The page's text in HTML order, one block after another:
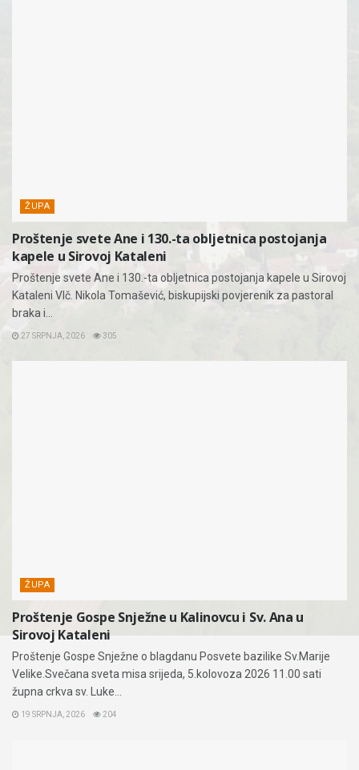
ŽUPA
Proštenje svete Ane i 130.-ta obljetnica postojanja
kapele u Sirovoj Kataleni
Proštenje svete Ane i 130.-ta obljetnica postojanja kapele u Sirovoj
Kataleni Vlč. Nikola Tomašević, biskupijski povjerenik za pastoral
braka i...
27 SRPNJA, 2026 305
ŽUPA
Proštenje Gospe Snježne u Kalinovcu i Sv. Ana u
Sirovoj Kataleni
Proštenje Gospe Snježne o blagdanu Posvete bazilike Sv.Marije
Velike.Svečana sveta misa srijeda, 5.kolovoza 2026 11.00 sati
župna crkva sv. Luke...
19 SRPNJA, 2026 204